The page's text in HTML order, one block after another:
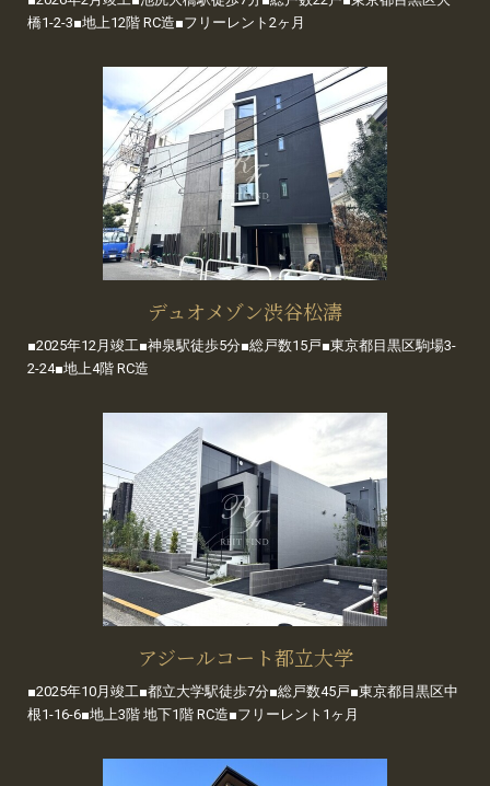
橋1-2-3■地上12階 RC造■フリーレント2ヶ月
デュオメゾン渋谷松濤
■2025年12月竣工■神泉駅徒歩5分■総戸数15戸■東京都目黒区駒場3-
2-24■地上4階 RC造
アジールコート都立大学
■2025年10月竣工■都立大学駅徒歩7分■総戸数45戸■東京都目黒区中
根1-16-6■地上3階 地下1階 RC造■フリーレント1ヶ月